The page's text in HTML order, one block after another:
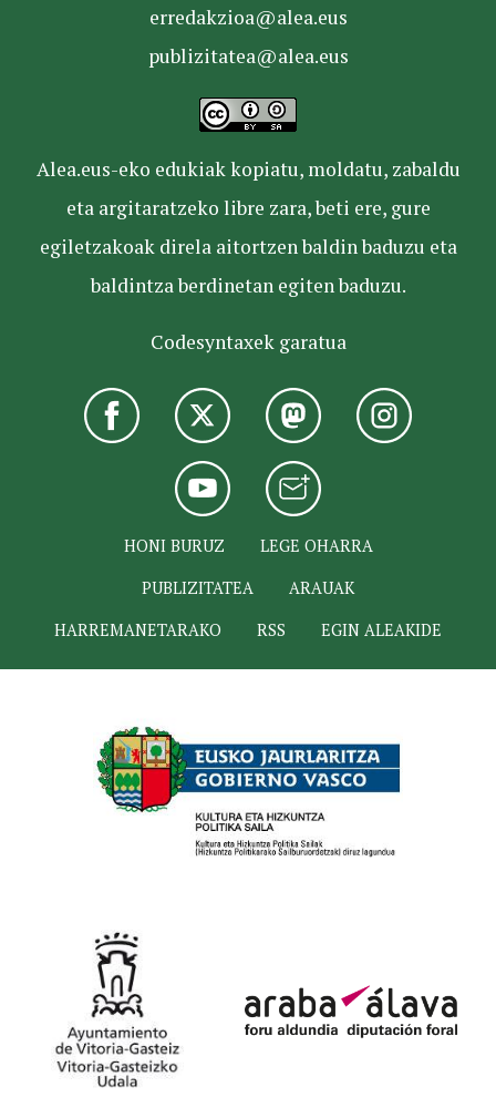
erredakzioa@alea.eus
publizitatea@alea.eus
Alea.eus-eko edukiak kopiatu, moldatu, zabaldu
eta argitaratzeko libre zara, beti ere, gure
egiletzakoak direla aitortzen baldin baduzu eta
baldintza berdinetan egiten baduzu.
Codesyntaxek garatua
HONI BURUZ
LEGE OHARRA
PUBLIZITATEA
ARAUAK
HARREMANETARAKO
RSS EGIN ALEAKIDE